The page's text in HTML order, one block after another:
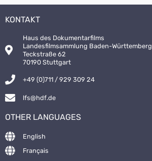
KONTAKT
Haus des Dokumentarfilms
Landesfilmsammlung Baden-Württemberg
Teckstraße 62
70190 Stuttgart
+49 (0)711 / 929 309 24
lfs@hdf.de
OTHER LANGUAGES
English
Français